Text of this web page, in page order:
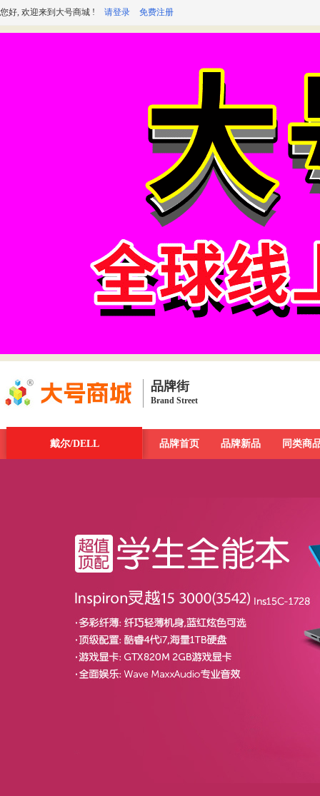
您好, 欢迎来到大号商城 ! 请登录 免费注册
品牌街
Brand Street
一周新发现 今日最大牌 新品发布汇 品牌库
戴尔/DELL 品牌首页 品牌新品 同类商